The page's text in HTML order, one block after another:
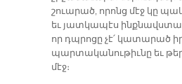
շուարած, որոնց մէջ կը
եւ յատկապէս
որ դպրոցը չէ՛ կատարած
պարտականութիւնը եւ
մէջ։